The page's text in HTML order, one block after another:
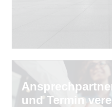
und Termin